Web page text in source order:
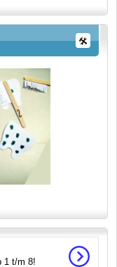
1 t/m 8!